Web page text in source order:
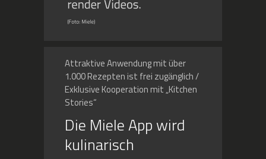
Attraktive Anwendung mit über
1.000 Rezepten ist frei zugänglich /
Exklusive Kooperation mit „Kitchen
Stories“
Die Miele App wird
kulinarisch